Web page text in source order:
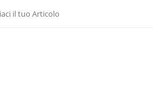
il tuo Articolo